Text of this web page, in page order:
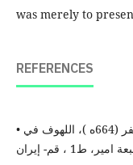
was merely to
REFERENCES
• ابن طاووس، 1412هـ: علي بن موسى بن جعفر (664ه )، اللهوف في